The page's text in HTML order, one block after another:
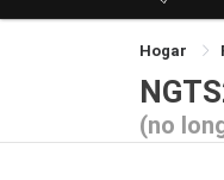
Hogar
(no